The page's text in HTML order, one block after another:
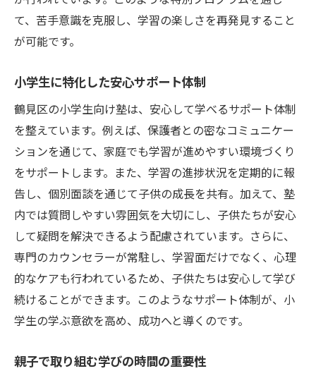
て、苦手意識を克服し、学習の楽しさを再発見すること
が可能です。
小学生に特化した安心サポート体制
鶴見区の小学生向け塾は、安心して学べるサポート体制
を整えています。例えば、保護者との密なコミュニケー
ションを通じて、家庭でも学習が進めやすい環境づくり
をサポートします。また、学習の進捗状況を定期的に報
告し、個別面談を通じて子供の成長を共有。加えて、塾
内では質問しやすい雰囲気を大切にし、子供たちが安心
して疑問を解決できるよう配慮されています。さらに、
専門のカウンセラーが常駐し、学習面だけでなく、心理
的なケアも行われているため、子供たちは安心して学び
続けることができます。このようなサポート体制が、小
学生の学ぶ意欲を高め、成功へと導くのです。
親子で取り組む学びの時間の重要性